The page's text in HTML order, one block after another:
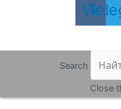
Vk
Search
Close